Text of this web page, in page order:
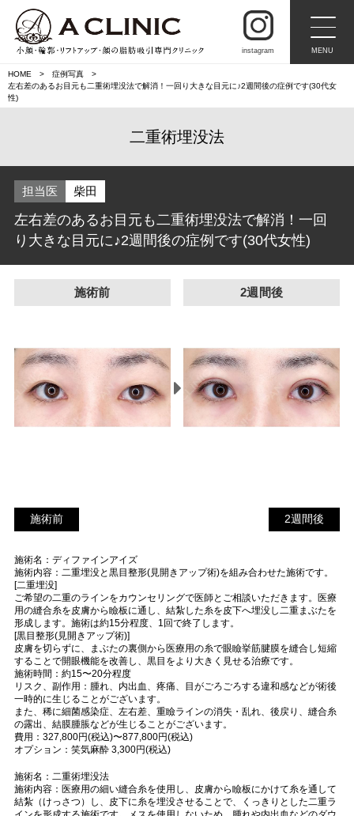
instagram MENU
HOME
症例写真
左右差のあるお目元も二重術埋没法で解消！一回り大きな目元に♪2週間後の症例です(30代女
性)
二重術埋没法
担当医 柴田
左右差のあるお目元も二重術埋没法で解消！一回
り大きな目元に♪2週間後の症例です(30代女性)
施術前 2週間後
施術前 2週間後
施術名：ディファインアイズ
施術内容：二重埋没と黒目整形(見開きアップ術)を組み合わせた施術です。
[二重埋没]
ご希望の二重のラインをカウンセリングで医師とご相談いただきます。医療
用の縫合糸を皮膚から瞼板に通し、結紮した糸を皮下へ埋没し二重まぶたを
形成します。施術は約15分程度、1回で終了します。
[黒目整形(見開きアップ術)]
皮膚を切らずに、まぶたの裏側から医療用の糸で眼瞼挙筋腱膜を縫合し短縮
することで開眼機能を改善し、黒目をより大きく見せる治療です。
施術時間：約15〜20分程度
リスク、副作用：腫れ、内出血、疼痛、目がごろごろする違和感などが術後
一時的に生じることがございます。
また、稀に細菌感染症、左右差、重瞼ラインの消失・乱れ、後戻り、縫合糸
の露出、結膜腫脹などが生じることがございます。
費用：327,800円(税込)〜877,800円(税込)
オプション：笑気麻酔 3,300円(税込)
施術名：二重術埋没法
施術内容：医療用の細い縫合糸を使用し、皮膚から瞼板にかけて糸を通して
結紮（けっさつ）し、皮下に糸を埋没させることで、くっきりとした二重ラ